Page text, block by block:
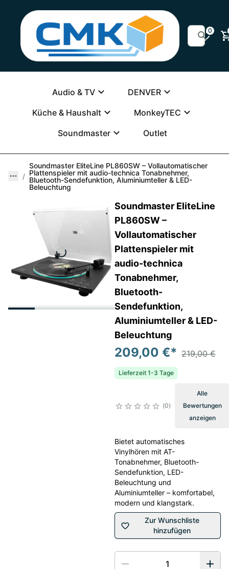
0
Audio & TV
DENVER
Küche & Haushalt
MonkeyTEC
Soundmaster
Outlet
Soundmaster EliteLine PL860SW – Vollautomatischer
Plattenspieler mit audio-technica Tonabnehmer,
Bluetooth-Sendefunktion, Aluminiumteller & LED-
Beleuchtung
Soundmaster EliteLine
PL860SW –
Vollautomatischer
Plattenspieler mit
audio-technica
Tonabnehmer,
Bluetooth-
Sendefunktion,
Aluminiumteller & LED-
Beleuchtung
209,00 €* 219,00 €
Lieferzeit 1-3 Tage
0
Alle
Bewertungen
anzeigen
Bietet automatisches
Vinylhören mit AT-
Tonabnehmer, Bluetooth-
Sendefunktion, LED-
Beleuchtung und
Aluminiumteller – komfortabel,
modern und klangstark.
Zur Wunschliste
hinzufügen